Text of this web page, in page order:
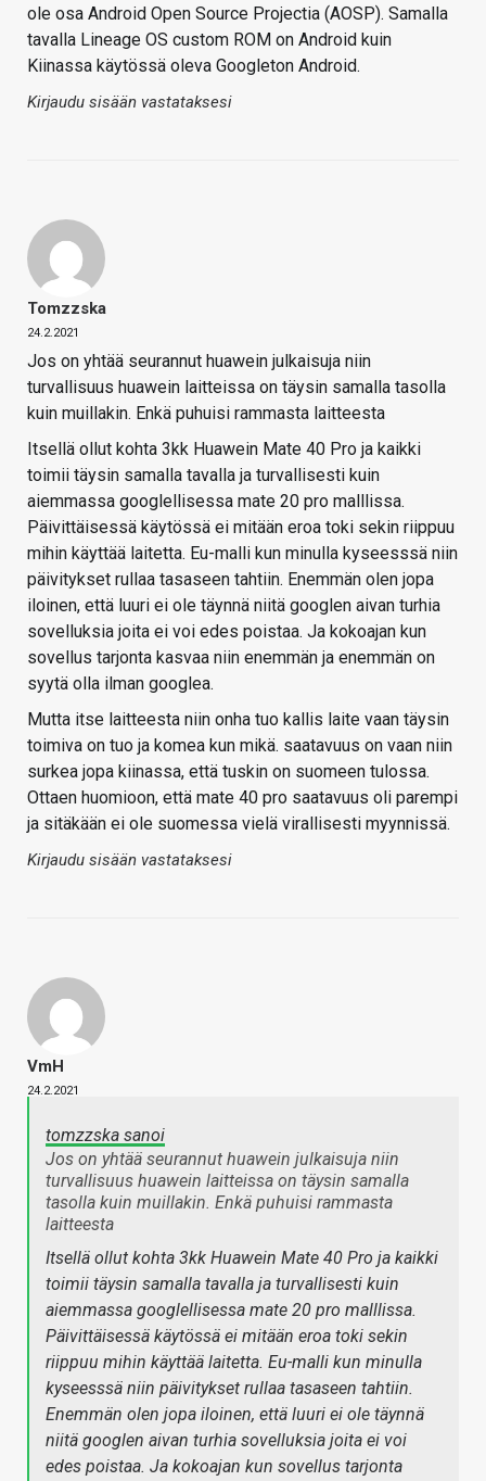
ole osa Android Open Source Projectia (AOSP). Samalla
tavalla Lineage OS custom ROM on Android kuin
Kiinassa käytössä oleva Googleton Android.
Kirjaudu sisään vastataksesi
Tomzzska
24.2.2021
Jos on yhtää seurannut huawein julkaisuja niin
turvallisuus huawein laitteissa on täysin samalla tasolla
kuin muillakin. Enkä puhuisi rammasta laitteesta
Itsellä ollut kohta 3kk Huawein Mate 40 Pro ja kaikki
toimii täysin samalla tavalla ja turvallisesti kuin
aiemmassa googlellisessa mate 20 pro malllissa.
Päivittäisessä käytössä ei mitään eroa toki sekin riippuu
mihin käyttää laitetta. Eu-malli kun minulla kyseesssä niin
päivitykset rullaa tasaseen tahtiin. Enemmän olen jopa
iloinen, että luuri ei ole täynnä niitä googlen aivan turhia
sovelluksia joita ei voi edes poistaa. Ja kokoajan kun
sovellus tarjonta kasvaa niin enemmän ja enemmän on
syytä olla ilman googlea.
Mutta itse laitteesta niin onha tuo kallis laite vaan täysin
toimiva on tuo ja komea kun mikä. saatavuus on vaan niin
surkea jopa kiinassa, että tuskin on suomeen tulossa.
Ottaen huomioon, että mate 40 pro saatavuus oli parempi
ja sitäkään ei ole suomessa vielä virallisesti myynnissä.
Kirjaudu sisään vastataksesi
VmH
24.2.2021
tomzzska sanoi
Jos on yhtää seurannut huawein julkaisuja niin
turvallisuus huawein laitteissa on täysin samalla
tasolla kuin muillakin. Enkä puhuisi rammasta
laitteesta
Itsellä ollut kohta 3kk Huawein Mate 40 Pro ja kaikki
toimii täysin samalla tavalla ja turvallisesti kuin
aiemmassa googlellisessa mate 20 pro malllissa.
Päivittäisessä käytössä ei mitään eroa toki sekin
riippuu mihin käyttää laitetta. Eu-malli kun minulla
kyseesssä niin päivitykset rullaa tasaseen tahtiin.
Enemmän olen jopa iloinen, että luuri ei ole täynnä
niitä googlen aivan turhia sovelluksia joita ei voi
edes poistaa. Ja kokoajan kun sovellus tarjonta